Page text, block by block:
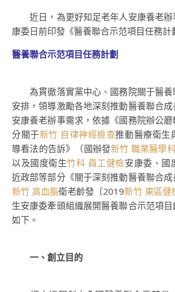
近日，為更好知足老年人安康養老辦
康委日前印發《醫養聯合示范項目任務計
醫養聯合示范項目任務計劃
為貫徹落實黨中心、國務院關于醫養
安排，領導激勵各地深刻推動醫養聯合
安康養老辦事需求，依據《國務院辦公
分關于新竹 自律神經檢查推動醫療衛生
導看法的告訴》（國辦發新竹 職業醫學
以及國度衛生竹科 員工健檢安康委、國
近政部等部分《關于深刻推動醫養聯合
新竹 高血脂衛老齡發〔2019新竹 東區健
生安康委牽頭組織展開醫養聯合示范項
如下。
一、創立目的